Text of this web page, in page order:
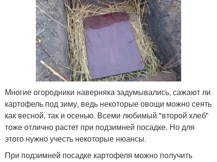
Многие огородники наверняка задумывались, сажают ли
картофель под зиму, ведь некоторые овощи можно сеять
как весной, так и осенью. Всеми любимый "второй хлеб"
тоже отлично растет при подзимней посадке. Но для
этого нужно учесть некоторые нюансы.
При подзимней посадке картофеля можно получить